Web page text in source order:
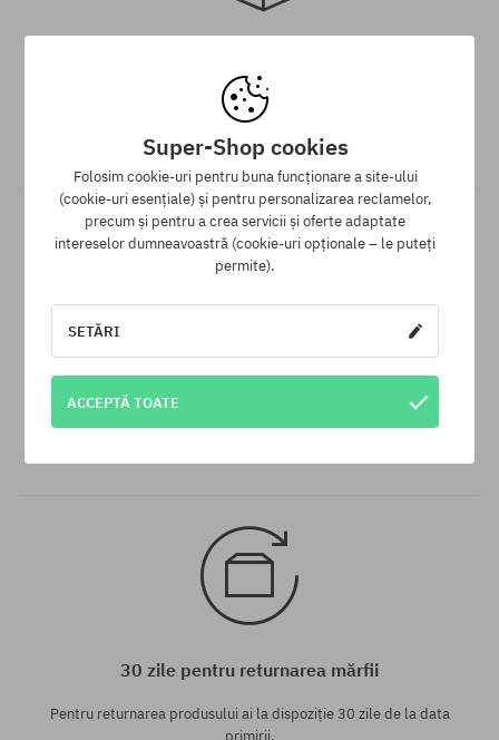
M; L
Mărimi existente:
M; L
Asigurăm GRATUIT expedierea comenzii prin curier pentru toate
comenzile, ale căror valoare este mai mare de 313 lei,
indiferent de modalitatea de plată aleasă.
Garanția celui mai mic preț
Avem cele mai bune prețuri, dar dacă găsești același produs
într-un alt e-shop la un preț mai mic - reducem prețul, special
30 zile pentru returnarea mărfii
Pentru returnarea produsului ai la dispoziție 30 zile de la data
primirii.
Super-Shop cookies
Folosim cookie-uri pentru buna funcționare a site-ului
(cookie-uri esențiale) și pentru personalizarea reclamelor,
precum și pentru a crea servicii și oferte adaptate
intereselor dumneavoastră (cookie-uri opționale – le puteți
permite).
SETĂRI
ACCEPTĂ TOATE